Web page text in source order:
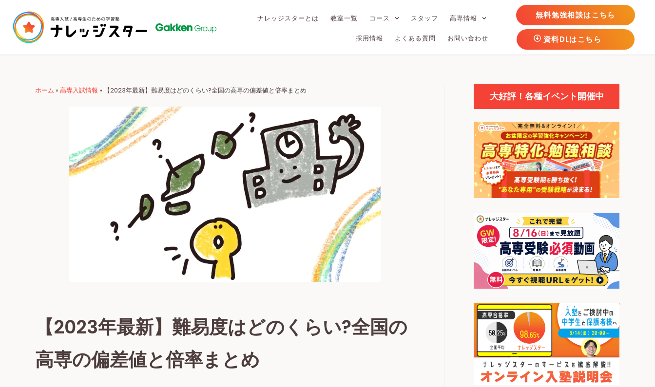
ナレッジスターとは 教室一覧 コース スタッフ 高専情報
採用情報 よくある質問 お問い合わせ
無料勉強相談はこちら
資料DLはこちら
ホーム » 高専入試情報 » 【2023年最新】難易度はどのくらい?全国の高専の偏差値と倍率まとめ
【2023年最新】難易度はどのくらい?全国の
高専の偏差値と倍率まとめ
大好評！各種イベント開催中